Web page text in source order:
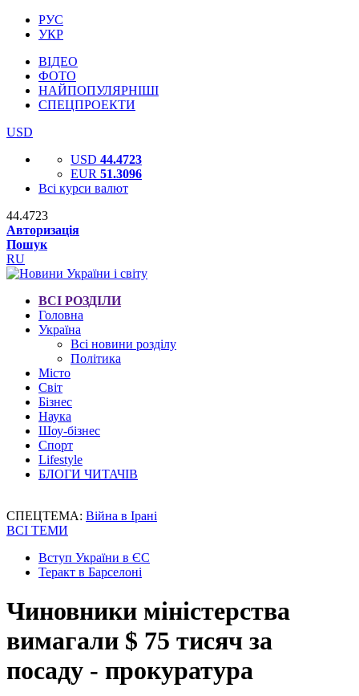
РУС
УКР
ВІДЕО
ФОТО
НАЙПОПУЛЯРНІШІ
СПЕЦПРОЕКТИ
USD
USD 44.4723
EUR 51.3096
Всі курси валют
44.4723
Авторизація
Пошук
RU
ВСІ РОЗДІЛИ
Головна
Україна
Всі новини розділу
Політика
Місто
Світ
Бізнес
Наука
Шоу-бізнес
Спорт
Lifestyle
БЛОГИ ЧИТАЧІВ
СПЕЦТЕМА: Війна в Ірані
ВСІ ТЕМИ
Вступ України в ЄС
Теракт в Барселоні
Чиновники міністерства
вимагали $ 75 тисяч за
посаду - прокуратура